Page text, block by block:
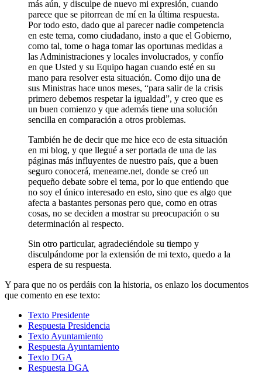
más aún, y disculpe de nuevo mi expresión, cuando
parece que se pitorrean de mí en la última respuesta.
Por todo esto, dado que al parecer nadie competencia
en este tema, como ciudadano, insto a que el Gobierno,
como tal, tome o haga tomar las oportunas medidas a
las Administraciones y locales involucrados, y confío
en que Usted y su Equipo hagan cuando esté en su
mano para resolver esta situación. Como dijo una de
sus Ministras hace unos meses, “para salir de la crisis
primero debemos respetar la igualdad”, y creo que es
un buen comienzo y que además tiene una solución
sencilla en comparación a otros problemas.
También he de decir que me hice eco de esta situación
en mi blog, y que llegué a ser portada de una de las
páginas más influyentes de nuestro país, que a buen
seguro conocerá, meneame.net, donde se creó un
pequeño debate sobre el tema, por lo que entiendo que
no soy el único interesado en esto, sino que es algo que
afecta a bastantes personas pero que, como en otras
cosas, no se deciden a mostrar su preocupación o su
determinación al respecto.
Sin otro particular, agradeciéndole su tiempo y
disculpándome por la extensión de mi texto, quedo a la
espera de su respuesta.
Y para que no os perdáis con la historia, os enlazo los documentos
que comento en ese texto:
Texto Presidente
Respuesta Presidencia
Texto Ayuntamiento
Respuesta Ayuntamiento
Texto DGA
Respuesta DGA